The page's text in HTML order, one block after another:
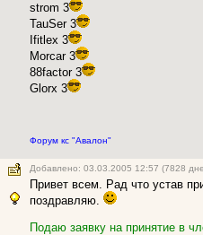
strom 3
TauSer 3
Ifitlex 3
Morcar 3
88factor 3
Glorx 3
Форум кс "Авалон"
Добавлено: 03.03.2005 12:57 (7828
Привет всем. Рад что устав
поздравляю.
Подаю заявку на принятие в